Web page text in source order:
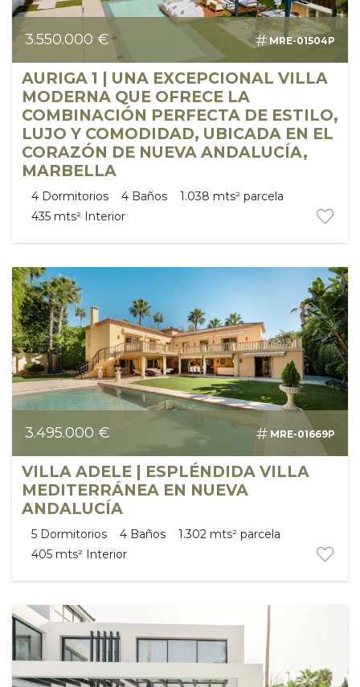
3.550.000 € MRE-01504P
AURIGA 1 | UNA EXCEPCIONAL VILLA
MODERNA QUE OFRECE LA
COMBINACIÓN PERFECTA DE ESTILO,
LUJO Y COMODIDAD, UBICADA EN EL
CORAZÓN DE NUEVA ANDALUCÍA,
MARBELLA
4 Dormitorios 4 Baños 1.038 mts² parcela
435 mts² Interior
3.495.000 € MRE-01669P
VILLA ADELE | ESPLÉNDIDA VILLA
MEDITERRÁNEA EN NUEVA
ANDALUCÍA
5 Dormitorios 4 Baños 1.302 mts² parcela
405 mts²
Interior